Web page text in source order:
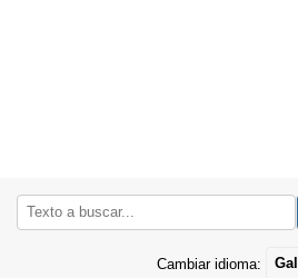
Cambiar idioma: